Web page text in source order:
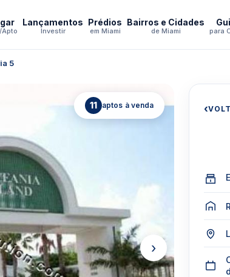
Apto
Lançamentos
Investir
Prédios
em Miami
Bairros e Cidades
de Miami para
5
11 aptos à venda
›
‹